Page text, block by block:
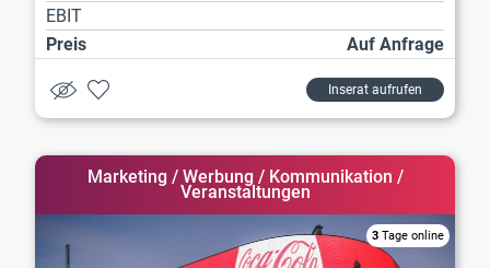
EBIT
Preis
Auf Anfrage
Inserat aufrufen
Marketing / Werbung / Kommunikation /
Veranstaltungen
3 Tage online